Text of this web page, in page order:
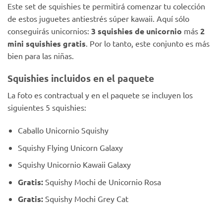
Este set de squishies te permitirá comenzar tu colección
de estos juguetes antiestrés súper kawaii. Aquí sólo
conseguirás unicornios: 3 squishies de unicornio más 2
mini squishies gratis . Por lo tanto, este conjunto es más
bien para las niñas.
Squishies incluidos en el paquete
La foto es contractual y en el paquete se incluyen los
siguientes 5 squishies:
Caballo Unicornio Squishy
Squishy Flying Unicorn Galaxy
Squishy Unicornio Kawaii Galaxy
Gratis:Squishy Mochi de Unicornio Rosa
Gratis:Squishy Mochi Grey Cat